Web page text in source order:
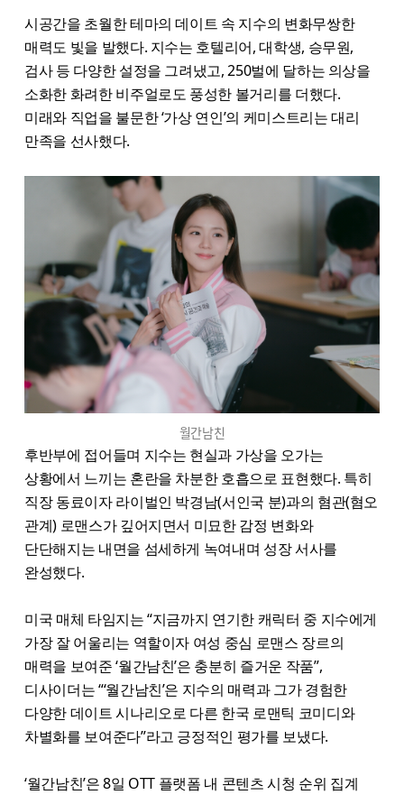
시공간을 초월한 테마의 데이트 속 지수의 변화무쌍한
매력도 빛을 발했다. 지수는 호텔리어, 대학생, 승무원,
검사 등 다양한 설정을 그려냈고, 250벌에 달하는 의상을
소화한 화려한 비주얼로도 풍성한 볼거리를 더했다.
미래와 직업을 불문한 ‘가상 연인’의 케미스트리는 대리
만족을 선사했다.
월간남친
후반부에 접어들며 지수는 현실과 가상을 오가는
상황에서 느끼는 혼란을 차분한 호흡으로 표현했다. 특히
직장 동료이자 라이벌인 박경남(서인국 분)과의 혐관(혐오
관계) 로맨스가 깊어지면서 미묘한 감정 변화와
단단해지는 내면을 섬세하게 녹여내며 성장 서사를
완성했다.
미국 매체 타임지는 “지금까지 연기한 캐릭터 중 지수에게
가장 잘 어울리는 역할이자 여성 중심 로맨스 장르의
매력을 보여준 ‘월간남친’은 충분히 즐거운 작품”,
디사이더는 “‘월간남친’은 지수의 매력과 그가 경험한
다양한 데이트 시나리오로 다른 한국 로맨틱 코미디와
차별화를 보여준다”라고 긍정적인 평가를 보냈다.
‘월간남친’은 8일 OTT 플랫폼 내 콘텐츠 시청 순위 집계